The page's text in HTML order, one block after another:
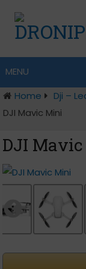
MENU
Home
Dji –
DJI Mavic Mini
DJI